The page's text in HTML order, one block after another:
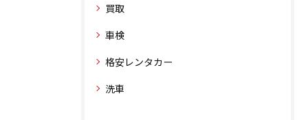
買取
車検
格安レンタカー
洗車